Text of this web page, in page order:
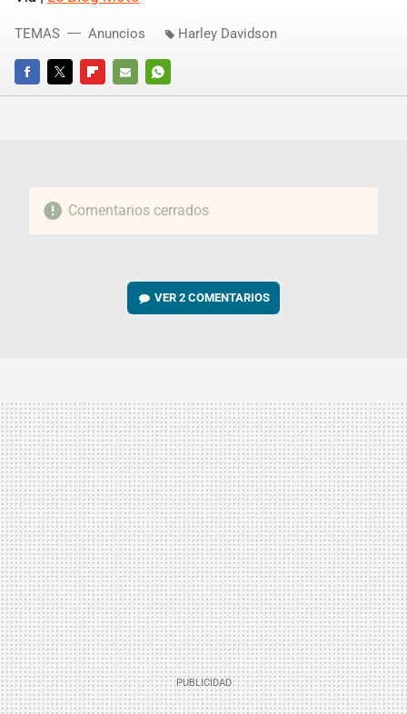
FACEBOOKTWITTERFLIPBOARD
E-
WHATSAPP
TEMAS Anuncios Harley Davidson
Comentarios cerrados
VER2 COMENTARIOS